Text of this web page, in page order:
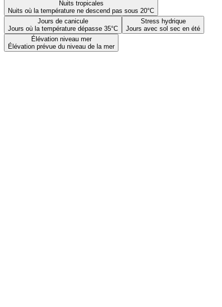
Nuits tropicales
Nuits où la température ne descend pas sous 20°C
Jours de canicule
Jours où la température dépasse 35°C
Stress hydrique
Jours avec sol sec en été
Élévation niveau mer
Élévation prévue du niveau de la mer